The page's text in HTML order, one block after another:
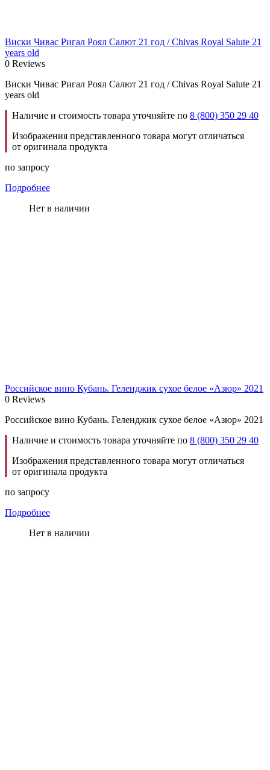
Виски Чивас Ригал Роял Салют 21 год / Chivas Royal Salute 21
years old
0 Reviews
Виски Чивас Ригал Роял Салют 21 год / Chivas Royal Salute 21
years old
Наличие и стоимость товара уточняйте по 8 (800) 350 29 40
Изображения представленного товара могут отличаться
от оригинала продукта
по запросу
Подробнее
Нет в наличии
Российское вино Кубань. Геленджик сухое белое «Азюр» 2021
0 Reviews
Российское вино Кубань. Геленджик сухое белое «Азюр» 2021
Наличие и стоимость товара уточняйте по 8 (800) 350 29 40
Изображения представленного товара могут отличаться
от оригинала продукта
по запросу
Подробнее
Нет в наличии